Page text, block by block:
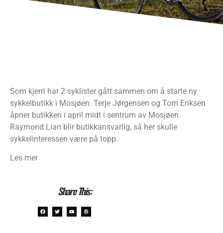
Som kjent har 2 syklister gått sammen om å starte ny
sykkelbutikk i Mosjøen. Terje Jørgensen og Tom Eriksen
åpner butikken i april midt i sentrum av Mosjøen.
Raymond Lian blir butikkansvarlig, så her skulle
sykkelinteressen være på topp.
Les mer
Share This: